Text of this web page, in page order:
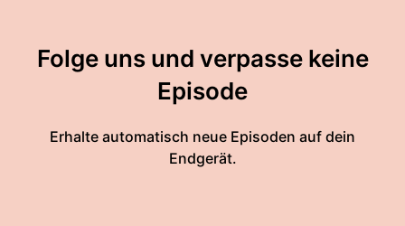
Folge uns und verpasse keine
Episode
Erhalte automatisch neue Episoden auf dein
Endgerät.